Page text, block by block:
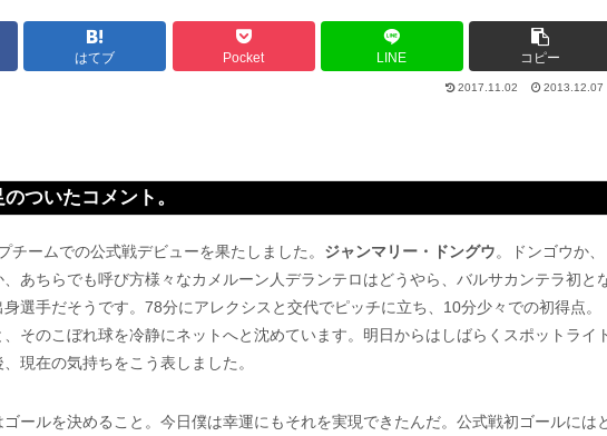
はてブ Pocket LINE コピー
2017.11.02 2013.12.07
ついたコメント。
ームでの公式戦デビューを果たしました。 ジャンマリー・ドングウ。ドンゴウか、
あちらでも呼び方様々なカメルーン人デランテロはどうやら、バルサカンテラ初と
選手だそうです。78分にアレクシスと交代でピッチに立ち、10分少々での初得点。
そのこぼれ球を冷静にネットへと沈めています。明日からはしばらくスポットライ
現在の気持ちをこう表しました。
ゴールを決めること。今日僕は幸運にもそれを実現できたんだ。公式戦初ゴールには